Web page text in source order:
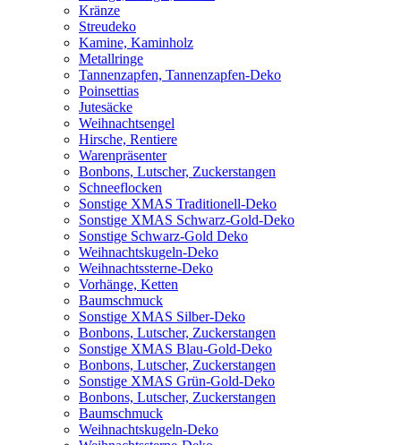
Kränze
Streudeko
Kamine, Kaminholz
Metallringe
Tannenzapfen, Tannenzapfen-Deko
Poinsettias
Jutesäcke
Weihnachtsengel
Hirsche, Rentiere
Warenpräsenter
Bonbons, Lutscher, Zuckerstangen
Schneeflocken
Sonstige XMAS Traditionell-Deko
Sonstige XMAS Schwarz-Gold-Deko
Sonstige Schwarz-Gold Deko
Weihnachtskugeln-Deko
Weihnachtssterne-Deko
Vorhänge, Ketten
Baumschmuck
Sonstige XMAS Silber-Deko
Bonbons, Lutscher, Zuckerstangen
Sonstige XMAS Blau-Gold-Deko
Bonbons, Lutscher, Zuckerstangen
Sonstige XMAS Grün-Gold-Deko
Bonbons, Lutscher, Zuckerstangen
Baumschmuck
Weihnachtskugeln-Deko